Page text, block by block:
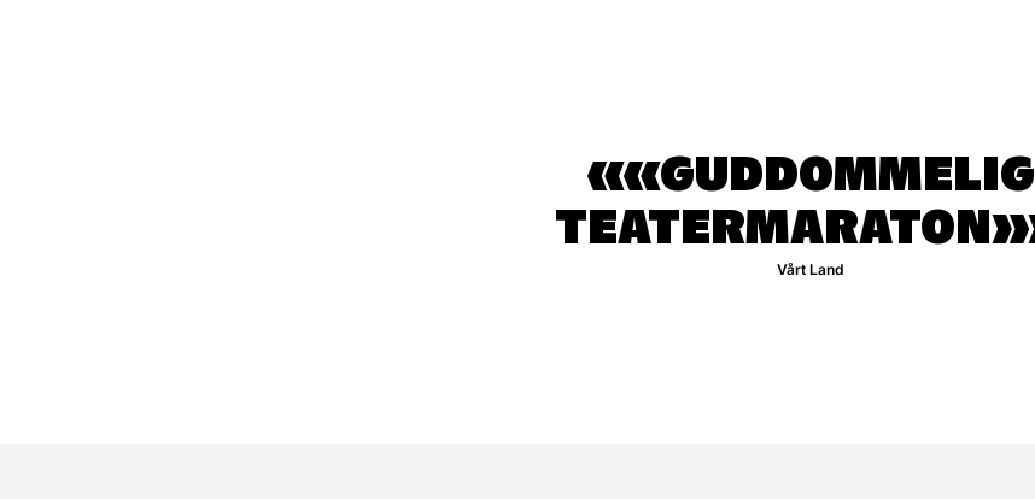
«GUDDOMMELIG
TEATERMARATON»
Vårt Land